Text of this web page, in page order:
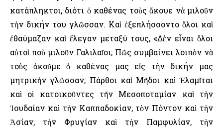
κατάπληκτοι, διότι ὁ καθένας τοὺς ἄκουε νὰ μιλοῦν
τὴν δικήν του γλῶσσαν. Καὶ ἐξεπλήσσοντο ὅλοι καὶ
ἐθαύμαζαν καὶ ἔλεγαν μεταξύ τους, «Δὲν εἶναι ὅλοι
αὐτοὶ ποὺ μιλοῦν Γαλιλαῖοι; Πῶς συμβαίνει λοιπὸν νὰ
τοὺς ἀκοῦμε ὁ καθένας μας εἰς τὴν δικήν μας
μητρικὴν γλῶσσαν; Πάρθοι καὶ Μῆδοι καὶ Ἐλαμῖται
καὶ οἱ κατοικοῦντες τῆν Μεσοποταμίαν καὶ τὴν
Ἰουδαίαν καὶ τὴν Καππαδοκίαν, τὸν Πόντον καὶ τὴν
Ἀσίαν, τὴν Φρυγίαν καὶ τὴν Παμφυλίαν, τὴν